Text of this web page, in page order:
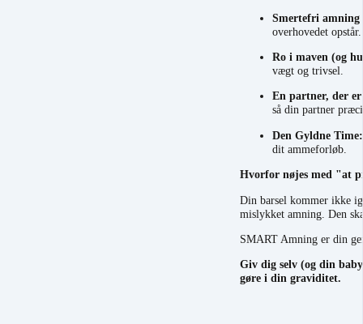
Smertefri
overhovedet opstår.
Ro i maven (og
vægt og trivsel.
En partner, der
så din partner
Den Gyldne Time:
dit ammeforløb.
Hvorfor nøjes med "at
Din barsel kommer ikke
mislykket amning. Den
SMART Amning er din
Giv dig selv (og din
gøre i din graviditet.